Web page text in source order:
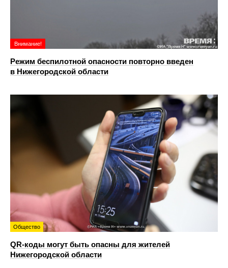
Внимание!
Режим беспилотной опасности повторно введен
в Нижегородской области
Общество
QR-коды могут быть опасны для жителей
Нижегородской области